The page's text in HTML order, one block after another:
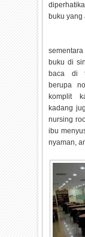
buku yang
buku di
baca di
berupa
komplit
kadang
nursing
ibu
nyaman,